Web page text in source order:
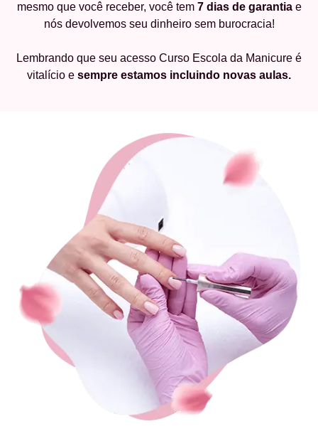
mesmo que você receber, você tem 7 dias de garantiae
nós devolvemos seu dinheiro sem burocracia!
Lembrando que seu acesso Curso Escola da Manicure é
vitalício e sempre estamos incluindo novas aulas.